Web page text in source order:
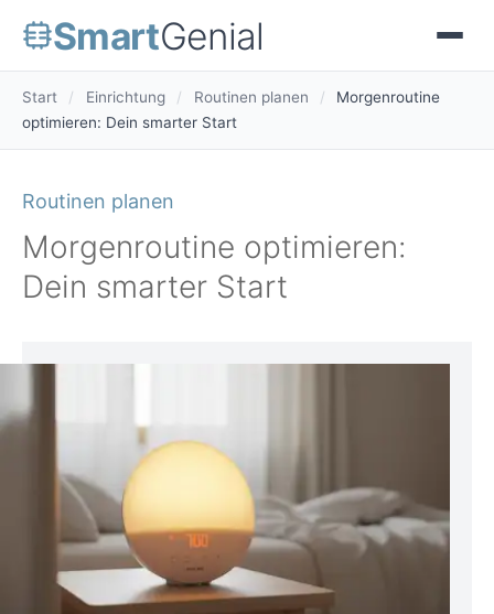
SmartGenial
Start / Einrichtung / Routinen planen /
Morgenroutine
optimieren: Dein smarter Start
Routinen planen
Morgenroutine optimieren:
Dein smarter Start